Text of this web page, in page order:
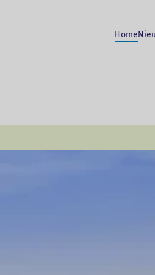
Home
van
Mocht u